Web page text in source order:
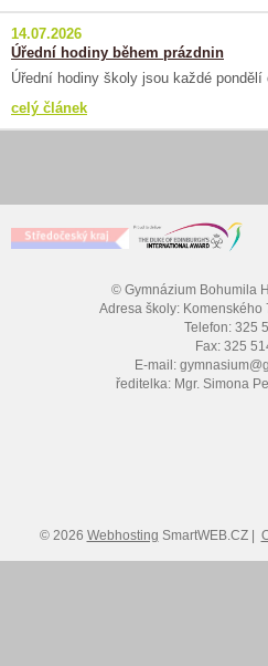
14.07.2026
Úřední hodiny během prázdnin
Úřední hodiny školy jsou každé pondělí
celý článek
© Gymnázium Bohumila
Adresa školy: Komenského
Telefon: 325
Fax: 325
E-mail:
ředitelka: Mgr. Simona
© 2026 Webhosting SmartWEB.CZ |